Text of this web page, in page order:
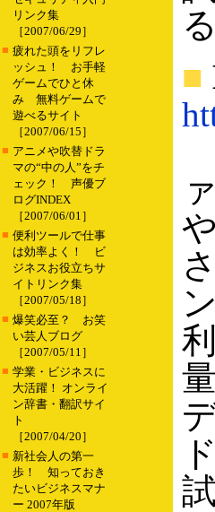
リンク集
［2007/06/29］
■ 疲れた頭をリフレ
ッシュ！ お手軽
ゲームでひと休
み 無料ゲームで
遊べるサイト
［2007/06/15］
■ アニメや吹替ドラ
マの“中の人”をチ
ェック！ 声優ブ
ログINDEX
［2007/06/01］
■ 便利ツールで仕事
は効率よく！ ビ
ジネスお役立ちサ
イトリンク集
［2007/05/18］
■ 爆笑必至？ お笑
い芸人ブログ
［2007/05/11］
■ 学業・ビジネスに
大活躍！ オンライ
ン辞書・翻訳サイ
ト
［2007/04/20］
■ 新社会人の第一
歩！ 知っておき
たいビジネスマナ
ー 2007年版
■